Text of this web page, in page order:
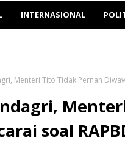
INTERNASIONAL
Menteri Tito Tidak Pernah
soal